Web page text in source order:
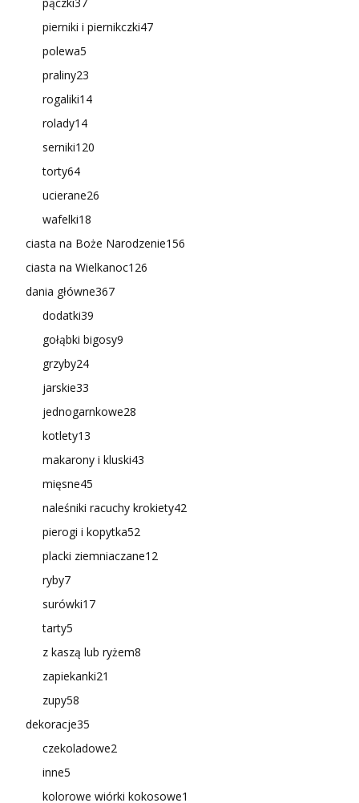
pierniki i piernikczki47
polewa5
praliny23
rogaliki14
rolady14
serniki120
torty64
ucierane26
wafelki18
ciasta na Boże Narodzenie156
ciasta na Wielkanoc126
dania główne367
dodatki39
gołąbki bigosy9
grzyby24
jarskie33
jednogarnkowe28
kotlety13
makarony i kluski43
mięsne45
naleśniki racuchy krokiety42
pierogi i kopytka52
placki ziemniaczane12
ryby7
surówki17
tarty5
z kaszą lub ryżem8
zapiekanki21
zupy58
dekoracje35
czekoladowe2
inne5
kolorowe wiórki kokosowe1